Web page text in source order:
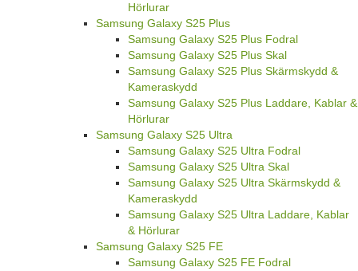
Hörlurar
Samsung Galaxy S25 Plus
Samsung Galaxy S25 Plus Fodral
Samsung Galaxy S25 Plus Skal
Samsung Galaxy S25 Plus Skärmskydd &
Kameraskydd
Samsung Galaxy S25 Plus Laddare, Kablar &
Hörlurar
Samsung Galaxy S25 Ultra
Samsung Galaxy S25 Ultra Fodral
Samsung Galaxy S25 Ultra Skal
Samsung Galaxy S25 Ultra Skärmskydd &
Kameraskydd
Samsung Galaxy S25 Ultra Laddare, Kablar
& Hörlurar
Samsung Galaxy S25 FE
Samsung Galaxy S25 FE Fodral